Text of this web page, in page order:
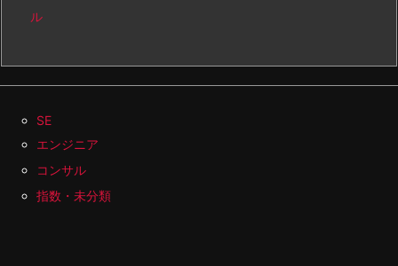
ル
SE
エンジニア
コンサル
指数・未分類